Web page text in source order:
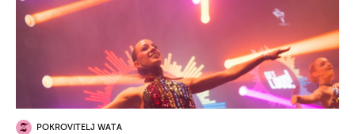
POKROVITELJ WATA